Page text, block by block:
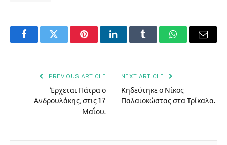
FacebookTwitter PinterestLinkedInTumblr WhatsAppEmail
PREVIOUS ARTICLE
Έρχεται Πάτρα ο
Ανδρουλάκης, στις 17
Μαΐου.
NEXT ARTICLE
Κηδεύτηκε ο Νίκος
Παλαιοκώστας στα Τρίκαλα.